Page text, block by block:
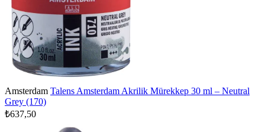
Amsterdam Talens Amsterdam Akrilik Mürekkep 30 ml – Neutral
Grey (170)
₺637,50